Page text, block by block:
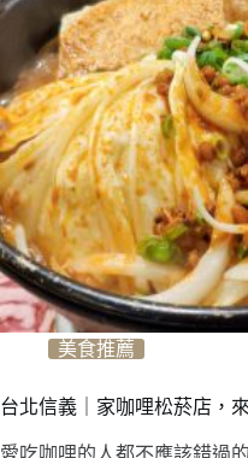
美食推薦
台北信義｜家咖哩松菸店，
愛吃咖哩的人都不應該錯過